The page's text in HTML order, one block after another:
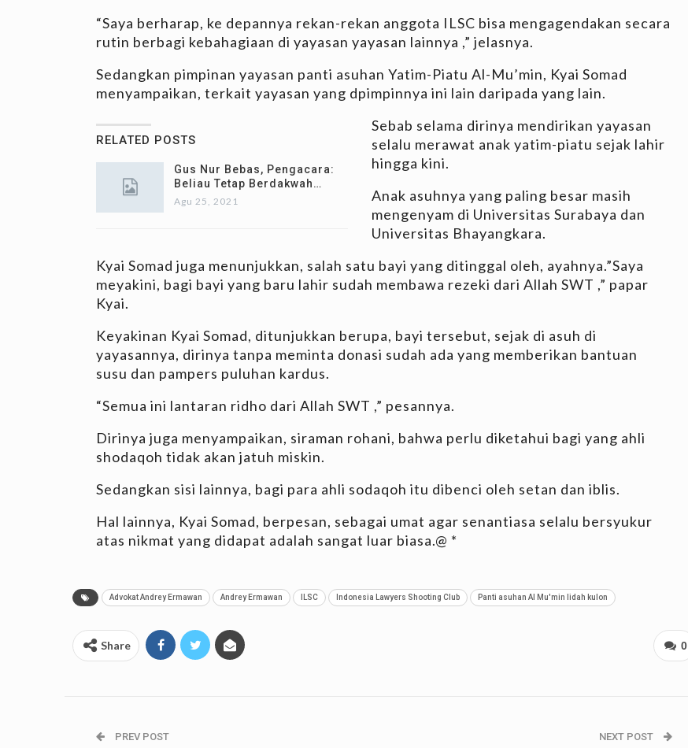
“Saya berharap, ke depannya rekan-rekan anggota ILSC bisa mengagendakan secara
rutin berbagi kebahagiaan di yayasan yayasan lainnya ,” jelasnya.
Sedangkan pimpinan yayasan panti asuhan Yatim-Piatu Al-Mu’min, Kyai Somad
menyampaikan, terkait yayasan yang dpimpinnya ini lain daripada yang lain.
RELATED POSTS
Gus Nur Bebas, Pengacara:
Beliau Tetap Berdakwah…
Agu 25, 2021
Sebab selama dirinya mendirikan yayasan
selalu merawat anak yatim-piatu sejak lahir
hingga kini.
Anak asuhnya yang paling besar masih
mengenyam di Universitas Surabaya dan
Universitas Bhayangkara.
Kyai Somad juga menunjukkan, salah satu bayi yang ditinggal oleh, ayahnya.”Saya
meyakini, bagi bayi yang baru lahir sudah membawa rezeki dari Allah SWT ,” papar
Kyai.
Keyakinan Kyai Somad, ditunjukkan berupa, bayi tersebut, sejak di asuh di
yayasannya, dirinya tanpa meminta donasi sudah ada yang memberikan bantuan
susu dan pampers puluhan kardus.
“Semua ini lantaran ridho dari Allah SWT ,” pesannya.
Dirinya juga menyampaikan, siraman rohani, bahwa perlu diketahui bagi yang ahli
shodaqoh tidak akan jatuh miskin.
Sedangkan sisi lainnya, bagi para ahli sodaqoh itu dibenci oleh setan dan iblis.
Hal lainnya, Kyai Somad, berpesan, sebagai umat agar senantiasa selalu bersyukur
atas nikmat yang didapat adalah sangat luar biasa.@ *
Advokat Andrey Ermawan Andrey Ermawan ILSC Indonesia Lawyers Shooting Club Panti asuhan Al Mu'min lidah kulon
0
Share
PREV POST NEXT POST